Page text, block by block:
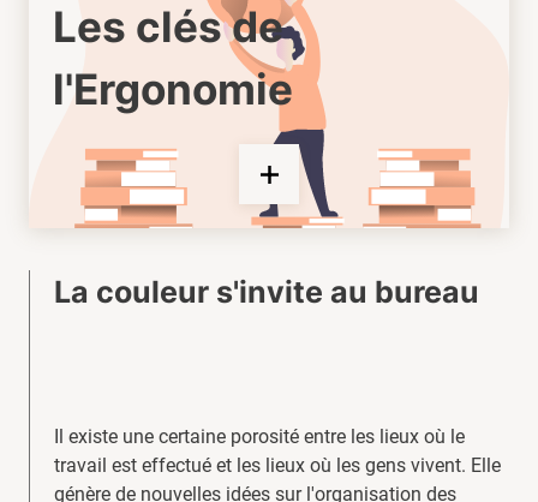
Les clés de
l'Ergonomie
La couleur s'invite au bureau
Il existe une certaine porosité entre les lieux où le
travail est effectué et les lieux où les gens vivent. Elle
génère de nouvelles idées sur l'organisation des